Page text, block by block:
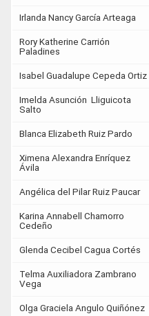
Irlanda Nancy García Arteaga
Rory Katherine Carrión
Paladines
Isabel Guadalupe Cepeda Ortiz
Imelda Asunción Lliguicota
Salto
Blanca Elizabeth Ruiz Pardo
Ximena Alexandra Enríquez
Ávila
Angélica del Pilar Ruiz Paucar
Karina Annabell Chamorro
Cedeño
Glenda Cecibel Cagua Cortés
Telma Auxiliadora Zambrano
Vega
Olga Graciela Angulo Quiñónez